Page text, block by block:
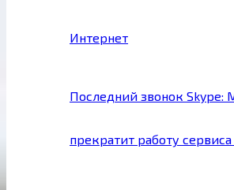
Интернет
Последний звонок Skype:
прекратит работу сервиса